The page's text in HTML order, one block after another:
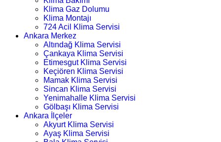
Klima Gaz Dolumu
Klima Montajı
724 Acil Klima Servisi
Ankara Merkez
Altındağ Klima Servisi
Çankaya Klima Servisi
Etimesgut Klima Servisi
Keçiören Klima Servisi
Mamak Klima Servisi
Sincan Klima Servisi
Yenimahalle Klima Servisi
Gölbaşı Klima Servisi
Ankara İlçeler
Akyurt Klima Servisi
Ayaş Klima Servisi